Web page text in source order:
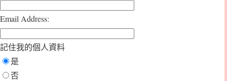
Email Address:
記住我的個人資料
是
否